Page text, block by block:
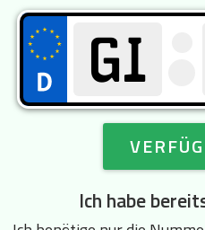
Ich habe